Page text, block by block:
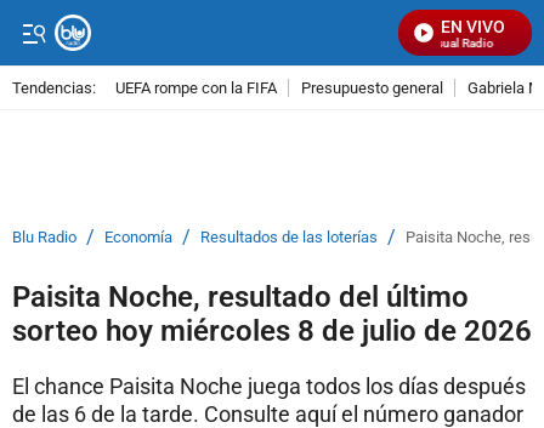
EN VIVO
Señal Visual Radio
Tendencias: UEFA rompe con la FIFA Presupuesto general Gabriela
Blu Radio / Economía / Resultados de las loterías / Paisita Noche,
Paisita Noche, resultado del último
sorteo hoy miércoles 8 de julio de 2026
El chance Paisita Noche juega todos los días después
de las 6 de la tarde. Consulte aquí el número ganador